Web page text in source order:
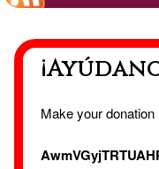
Make your donation